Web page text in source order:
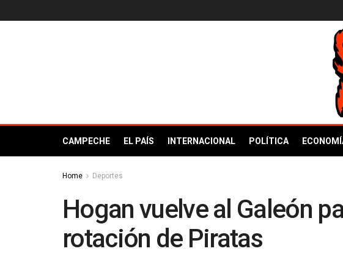
CAMPECHE EL PAÍS INTERNACIONAL POLÍTICA
Home Deportes
Hogan vuelve al Galeón
rotación de Piratas